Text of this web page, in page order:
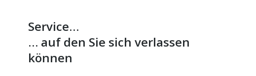
Service…
… auf den Sie sich verlassen
können